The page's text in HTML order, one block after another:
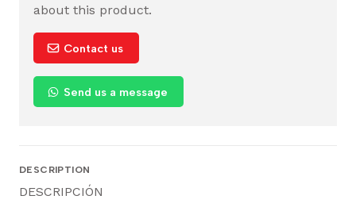
about this product.
Contact us
Send us a message
DESCRIPTION
DESCRIPCIÓN